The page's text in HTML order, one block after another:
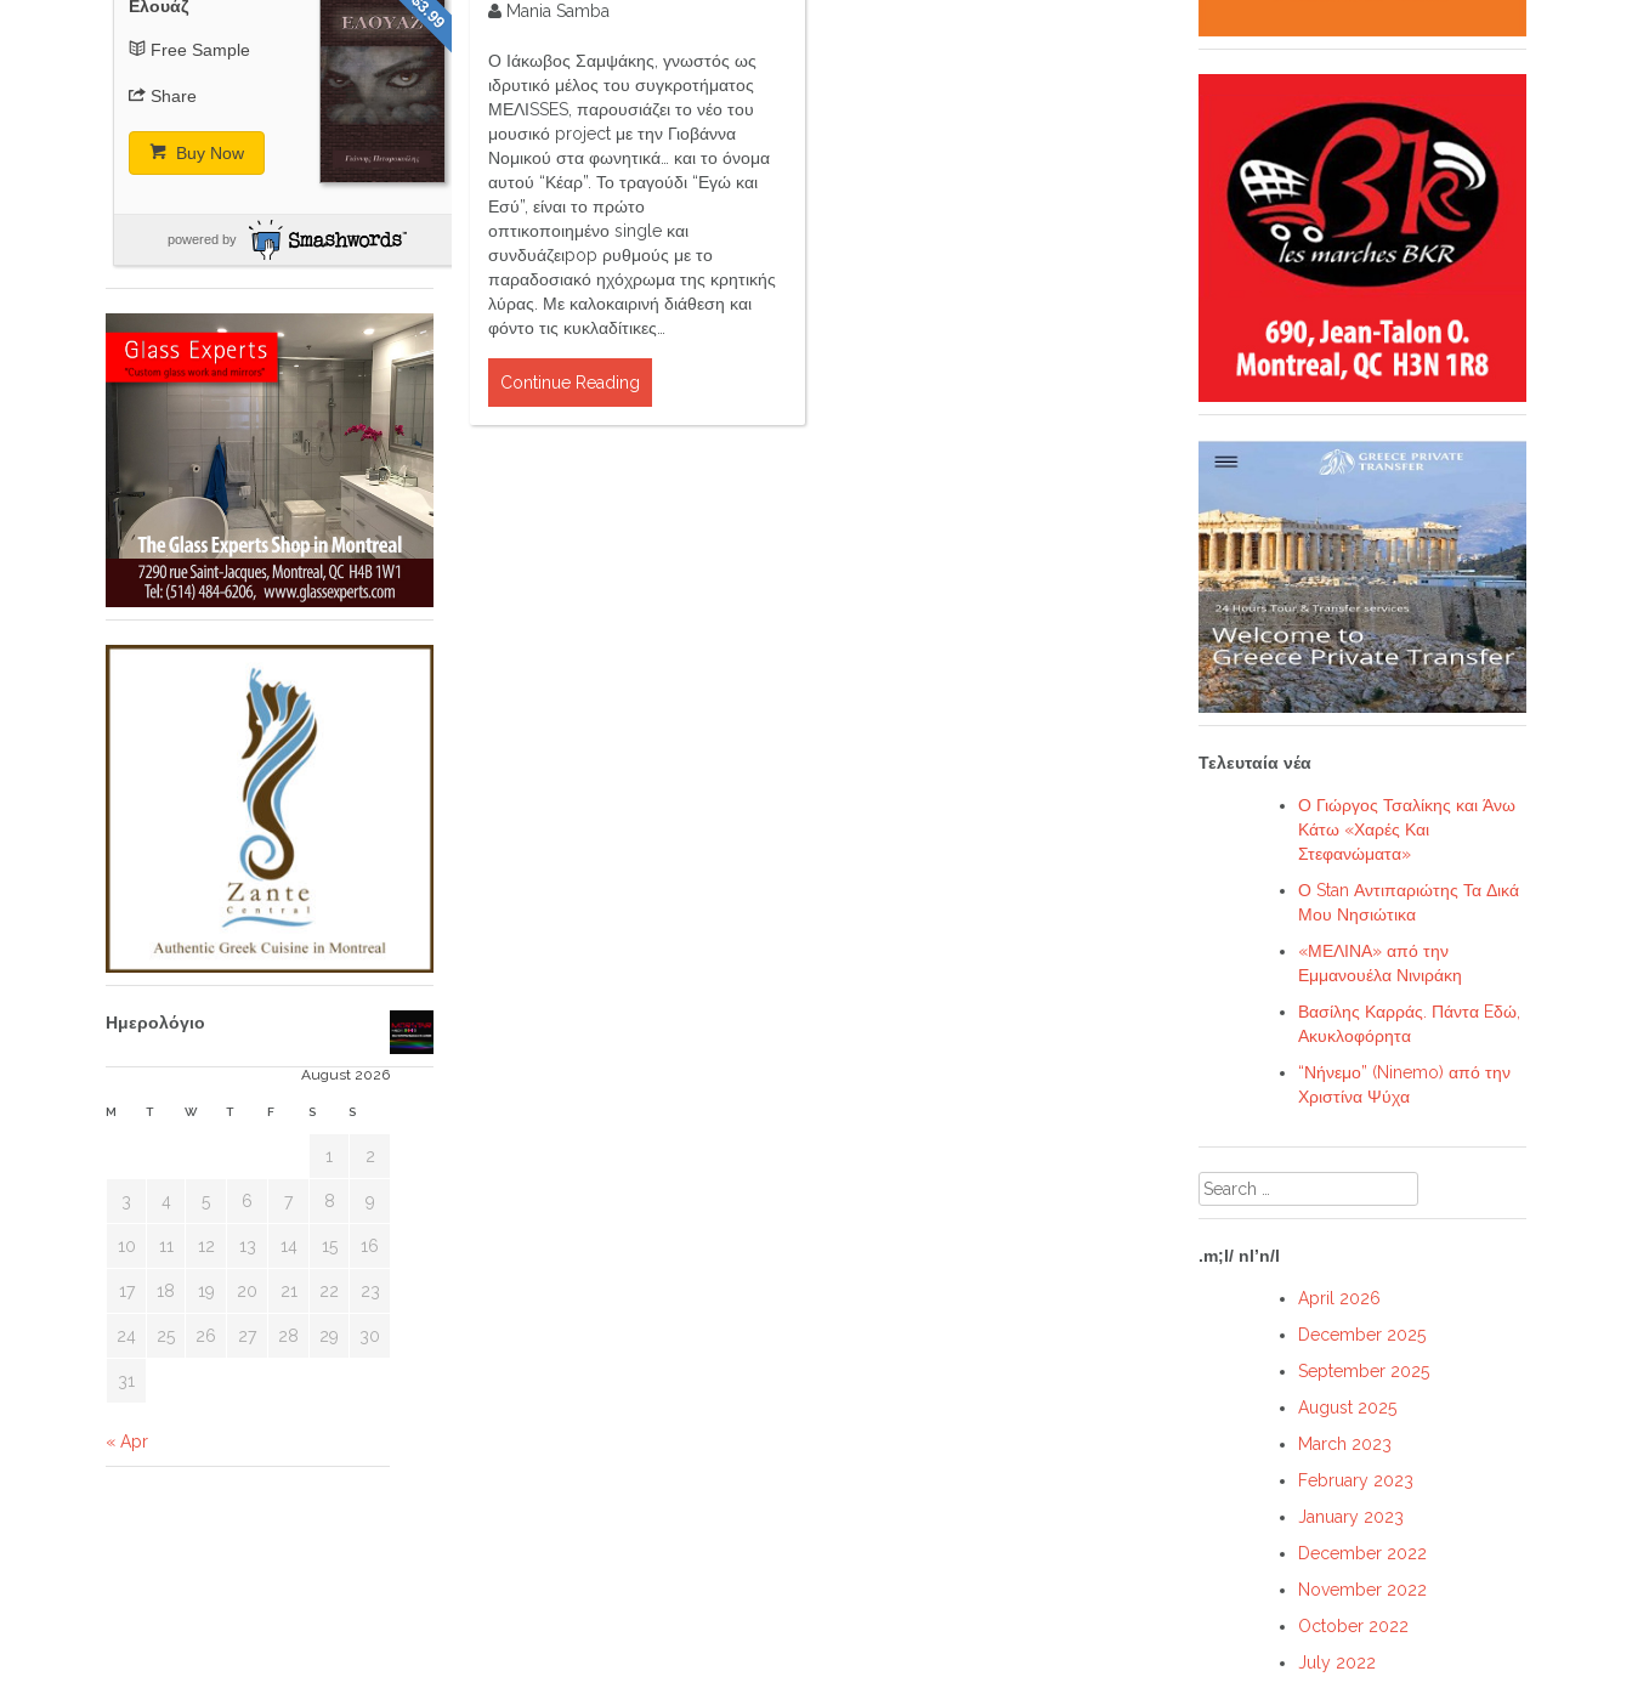
$3.99
Ελουάζ
Free Sample
Share
Buy Now
powered by
Ημερολόγιο
August 2026
M T W T F S S
1 2
3 4 5 6 7 8 9
10 11 12 13 14 15 16
17 18 19 20 21 22 23
24 25 26 27 28 29 30
31
« Apr
Mania Samba
Ο Ιάκωβος Σαμψάκης, γνωστός ως
ιδρυτικό μέλος του συγκροτήματος
ΜΕΛΙSSES, παρουσιάζει το νέο του
μουσικό project με την Γιοβάννα
Νομικού στα φωνητικά… και το όνομα
αυτού “Κέαρ”. Το τραγούδι “Εγώ και
Εσύ”, είναι το πρώτο
οπτικοποιημένο single και
συνδυάζειpop ρυθμούς με το
παραδοσιακό ηχόχρωμα της κρητικής
λύρας. Με καλοκαιρινή διάθεση και
φόντο τις κυκλαδίτικες…
Continue Reading
Τελευταία νέα
Ο Γιώργος Τσαλίκης και Άνω
Κάτω «Χαρές Και
Στεφανώματα»
Ο Stan Αντιπαριώτης Τα Δικά
Μου Νησιώτικα
«ΜΕΛΙΝΑ» από την
Εμμανουέλα Νινιράκη
Βασίλης Καρράς. Πάντα Eδώ,
Ακυκλοφόρητα
“Νήνεμο” (Ninemo) από την
Χριστίνα Ψύχα
Search
for:
.m;l/ nl’n/l
April 2026
December 2025
September 2025
August 2025
March 2023
February 2023
January 2023
December 2022
November 2022
October 2022
July 2022